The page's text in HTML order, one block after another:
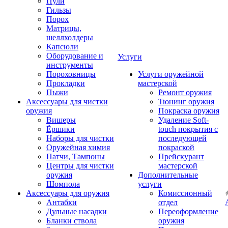
Гильзы
Порох
Матрицы,
шеллхолдеры
Капсюли
Оборудование и
инструменты
Пороховницы
Прокладки
Пыжи
Аксессуары для чистки
оружия
Вишеры
Ёршики
Наборы для чистки
Оружейная химия
Патчи, Тампоны
Центры для чистки
оружия
Шомпола
Аксессуары для оружия
Антабки
Дульные насадки
Бланки ствола
Услуги
Услуги оружейной
мастерской
Ремонт оружия
Тюнинг оружия
Покраска оружия
Удаление Soft-
touch покрытия с
последующей
покраской
Прейскурант
мастерской
Дополнительные
услуги
Комиссионный
отдел
Переоформление
оружия